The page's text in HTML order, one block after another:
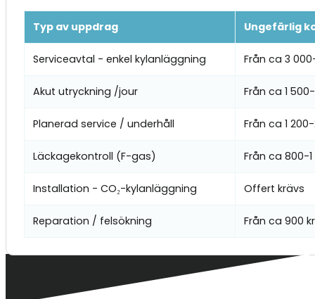
Typ av uppdrag Ungefärlig
Serviceavtal - enkel kylanläggning Från ca 3
Akut utryckning /jour Från ca 1
Planerad service / underhåll Från ca 1
Läckagekontroll (F-gas) Från ca 800-1
Installation - CO₂-kylanläggning Offert krävs
Reparation / felsökning Från ca 900